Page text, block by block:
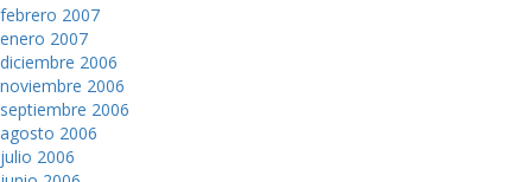
febrero 2007
enero 2007
diciembre 2006
noviembre 2006
septiembre 2006
agosto 2006
julio 2006